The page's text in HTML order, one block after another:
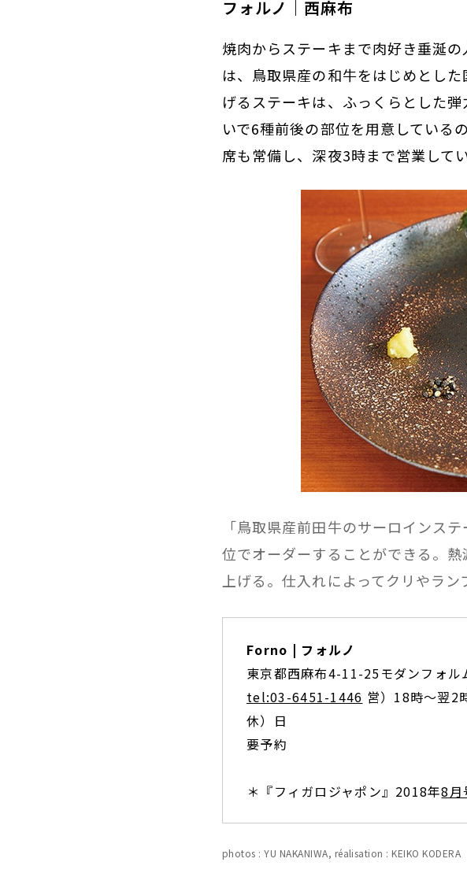
フォルノ｜西麻布
焼肉からステーキまで肉好き垂涎
は、鳥取県産の和牛をはじめとし
げるステーキは、ふっくらとした
いで6種前後の部位を用意している
席も常備し、深夜3時まで営業して
「鳥取県産前田牛のサーロインス
位でオーダーすることができる。
上げる。仕入れによってクリやラン
Forno | フォルノ
東京都西麻布4-11-25モダンフォ
tel:03-6451-1446 営）18時～翌2
休）日
要予約
＊『フィガロジャポン』2018年8月
photos : YU NAKANIWA, réalisation : KEIKO KODERA